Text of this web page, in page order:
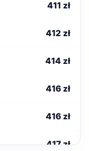
411 zł
412 zł
414 zł
416 zł
416 zł
417 zł